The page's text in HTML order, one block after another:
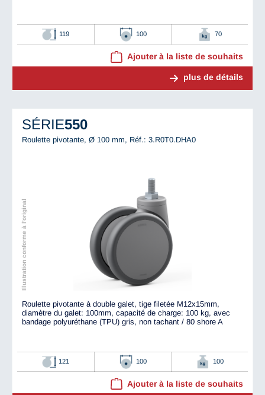
119 100 70
Ajouter à la liste de souhaits
plus de détails
SÉRIE550
Roulette pivotante, Ø 100 mm, Réf.: 3.R0T0.DHA0
Illustration conforme à l'original
Roulette pivotante à double galet, tige filetée M12x15mm,
diamètre du galet: 100mm, capacité de charge: 100 kg, avec
bandage polyuréthane (TPU) gris, non tachant / 80 shore A
121 100 100
Ajouter à la liste de souhaits